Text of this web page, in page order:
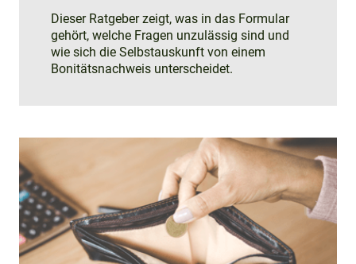
Dieser Ratgeber zeigt, was in das Formular
gehört, welche Fragen unzulässig sind und
wie sich die Selbstauskunft von einem
Bonitätsnachweis unterscheidet.